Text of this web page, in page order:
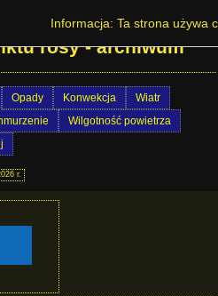
w Polsce - Deficyt
rosy - archiwum
Opady Konwekcja
Wiatr
Wilgotność powietrza
r.
Informacja: Ta strona używa